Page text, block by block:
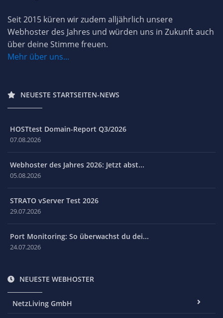
Seit 2015 küren wir zudem alljährlich unsere
Webhoster des Jahres und würden uns in Zukunft auch
über deine Stimme freuen.
Mehr über uns...
NEUESTE STARTSEITEN-NEWS
HOSTtest Domain-Report Q3/2026
07.08.2026
Webhoster des Jahres 2026: Jetzt abst...
05.08.2026
STRATO vServer Test 2026
29.07.2026
Port Monitoring: So überwachst du dei...
24.07.2026
NEUESTE WEBHOSTER
NetzLiving GmbH